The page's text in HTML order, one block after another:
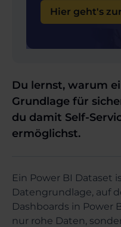
Hier geht's
Du lernst, warum
Grundlage für
du damit Self-
ermöglichst.
Ein Power BI Dataset
Datengrundlage, auf
Dashboards in Power
nur rohe Daten,